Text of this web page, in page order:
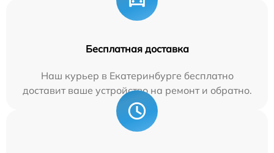
Бесплатная доставка
Наш курьер в Екатеринбурге бесплатно
доставит ваше устройство на ремонт и обратно.